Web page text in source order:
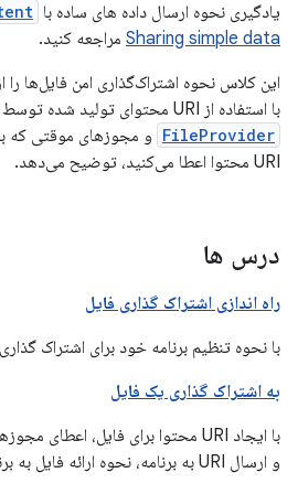
یادگیری نحوه ارسال داده های ساده با
Sharing simple data مراجعه کنید.
این کلاس نحوه اشتراک‌گذاری امن فایل‌ها را
با استفاده از URI محتوای تولید شده توسط مؤلفه Android
FileProvider و مجوزهای موقتی که به
URI محتوا اعطا می‌کنید، توضیح می‌دهد.
درس ها
راه اندازی اشتراک گذاری فایل
با نحوه تنظیم برنامه خود برای اشتراک
به اشتراک گذاری یک فایل
و ارسال URI به برنامه، نحوه ارائه فایل به برنامه دیگر را بیاموزید.